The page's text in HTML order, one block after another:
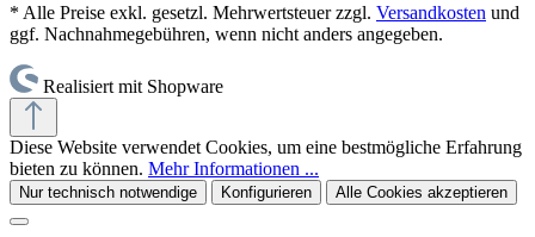
* Alle Preise exkl. gesetzl. Mehrwertsteuer zzgl. Versandkosten und
ggf. Nachnahmegebühren, wenn nicht anders angegeben.
Realisiert mit Shopware
Diese Website verwendet Cookies, um eine bestmögliche Erfahrung
bieten zu können. Mehr Informationen ...
Nur technisch notwendige Konfigurieren Alle Cookies akzeptieren